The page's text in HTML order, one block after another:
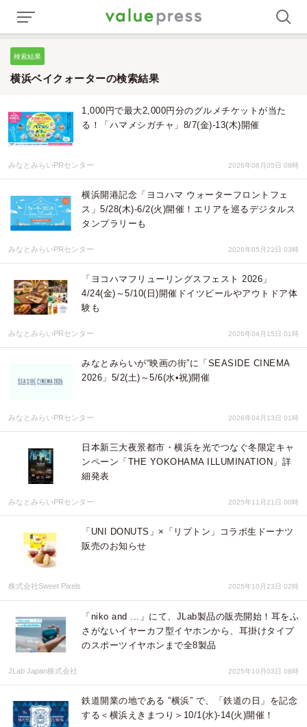
検索結果
横浜ベイクォーターの検索結果
1,000円で最大2,000円分のグルメチケットが当た
る！「ハマメシガチャ」8/7(金)-13(木)開催
みなとみらいPRセンター 2026年08月05日 08時
横浜開港記念「ヨコハマ ウォーターフロントフェ
ス」5/28(木)-6/2(火)開催！エリアを巡るデジタルス
タンプラリーも
みなとみらいPRセンター 2026年05月22日 03時
「ヨコハマフリューリングスフェスト 2026」
4/24(金)～5/10(日)開催ドイツビールやアウトドア体
験も
みなとみらいPRセンター 2026年04月15日 01時
みなとみらいが“映画の街”に「SEASIDE CINEMA
2026」5/2(土)～5/6(水•祝)開催
みなとみらいPRセンター 2026年04月13日 01時
日本新三大夜景都市・横浜を光でつなぐ冬限定キャ
ンペーン「THE YOKOHAMA ILLUMINATION」詳
細発表
みなとみらいPRセンター 2025年11月21日 00時
「UNI DONUTS」×「リプトン」コラボ生ドーナツ
販売のお知らせ
株式会社Sweet Pixels 2025年10月23日 02時
「niko and ...」にて、JLab製品の販売開始！耳をふ
さがないイヤーカフ型イヤホンから、耳掛けタイプ
のスポーツイヤホンまで全8製品
JLab Japan株式会社 2025年10月03日 08時
鉄道開業の地である ”横浜” で、「鉄道の日」を記念
する＜横浜えきまつり＞10/1(水)-14(火)開催！